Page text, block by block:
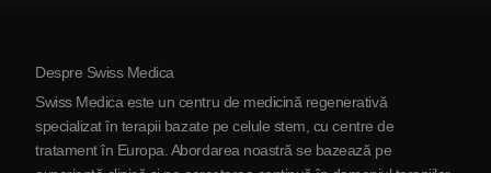
Despre Serbia
Parteneriat
Despre Swiss Medica
Swiss Medica este un centru de medicină regenerativă
specializat în terapii bazate pe celule stem, cu centre de
tratament în Europa. Abordarea noastră se bazează pe